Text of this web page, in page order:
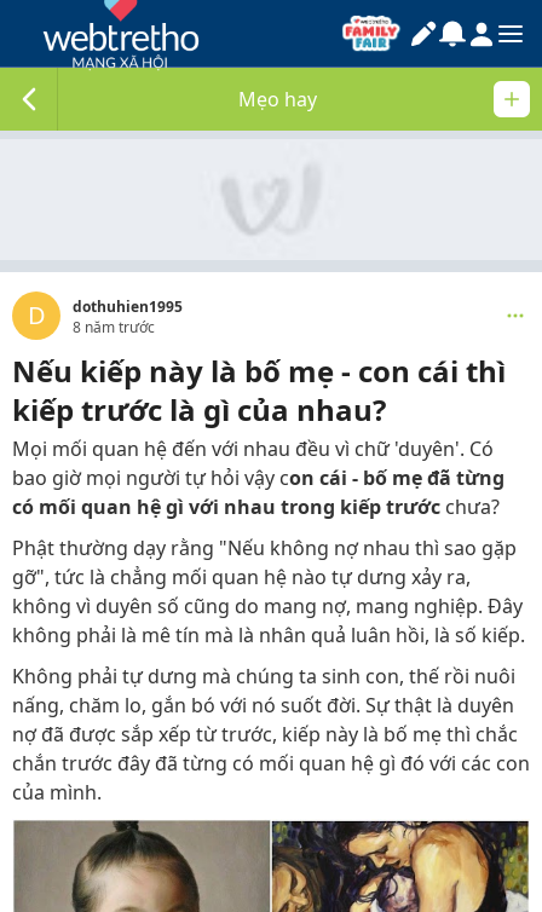
Mẹo hay
D
dothuhien1995
8 năm trước
Nếu kiếp này là bố mẹ - con cái thì
kiếp trước là gì của nhau?
Mọi mối quan hệ đến với nhau đều vì chữ 'duyên'. Có
bao giờ mọi người tự hỏi vậy con cái - bố mẹ đã từng
có mối quan hệ gì với nhau trong kiếp trước chưa?
Phật thường dạy rằng "Nếu không nợ nhau thì sao gặp
gỡ", tức là chẳng mối quan hệ nào tự dưng xảy ra,
không vì duyên số cũng do mang nợ, mang nghiệp. Đây
không phải là mê tín mà là nhân quả luân hồi, là số kiếp.
Không phải tự dưng mà chúng ta sinh con, thế rồi nuôi
nấng, chăm lo, gắn bó với nó suốt đời. Sự thật là duyên
nợ đã được sắp xếp từ trước, kiếp này là bố mẹ thì chắc
chắn trước đây đã từng có mối quan hệ gì đó với các con
của mình.